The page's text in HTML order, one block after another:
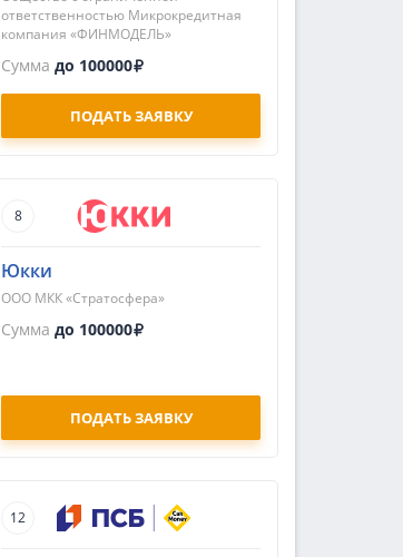
ответственностью Микрокредитная
компания «ФИНМОДЕЛЬ»
Сумма до 100000
ПОДАТЬ ЗАЯВКУ
8
Юкки
ООО МКК «Стратосфера»
Сумма до 100000
ПОДАТЬ ЗАЯВКУ
12